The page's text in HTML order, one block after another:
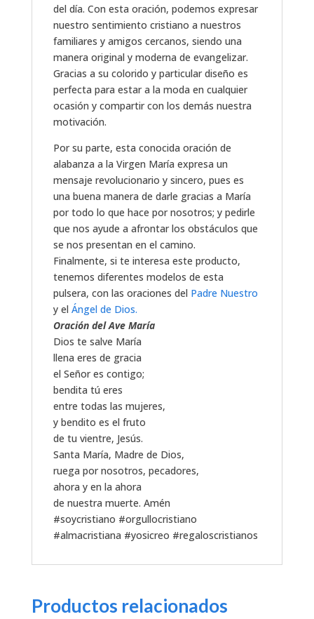
del día. Con esta oración, podemos expresar
nuestro sentimiento cristiano a nuestros
familiares y amigos cercanos, siendo una
manera original y moderna de evangelizar.
Gracias a su colorido y particular diseño es
perfecta para estar a la moda en cualquier
ocasión y compartir con los demás nuestra
motivación.
Por su parte, esta conocida oración de
alabanza a la Virgen María expresa un
mensaje revolucionario y sincero, pues es
una buena manera de darle gracias a María
por todo lo que hace por nosotros; y pedirle
que nos ayude a afrontar los obstáculos que
se nos presentan en el camino.
Finalmente, si te interesa este producto,
tenemos diferentes modelos de esta
pulsera, con las oraciones del Padre Nuestro
y el Ángel de Dios.
Oración del Ave María
Dios te salve María
llena eres de gracia
el Señor es contigo;
bendita tú eres
entre todas las mujeres,
y bendito es el fruto
de tu vientre, Jesús.
Santa María, Madre de Dios,
ruega por nosotros, pecadores,
ahora y en la ahora
de nuestra muerte. Amén
#soycristiano #orgullocristiano
#almacristiana #yosicreo #regaloscristianos
Productos relacionados